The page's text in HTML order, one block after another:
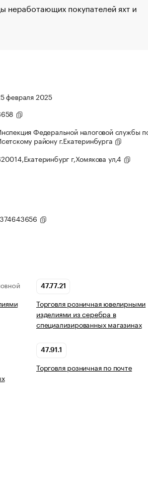
неработающих покупателей яхт и
февраля 2025
Федеральной налоговой службы
району г.Екатеринбурга
г,Хомякова ул,4
47.77.21
Торговля розничная ювелирными
изделиями из серебра в
специализированных магазинах
47.91.1
Торговля розничная по почте